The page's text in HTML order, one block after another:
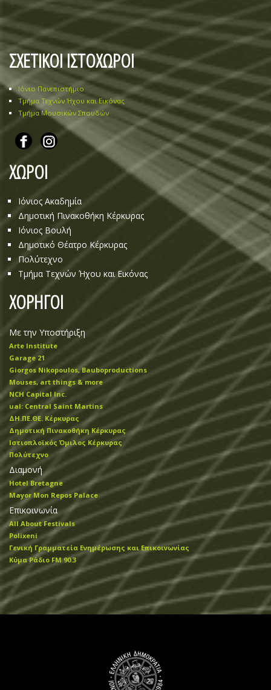
ΣΧΕΤΙΚΟΙ ΙΣΤΟΧΩΡΟΙ
Ιόνιο Πανεπιστήμιο
Τμήμα Τεχνών Ήχου και Εικόνας
Τμήμα Μουσικών Σπουδών
ΧΩΡΟΙ
Ιόνιος Ακαδημία
Δημοτική Πινακοθήκη Κέρκυρας
Ιόνιος Βουλή
Δημοτικό Θέατρο Κέρκυρας
Πολύτεχνο
Τμήμα Τεχνών Ήχου και Εικόνας
ΧΟΡΗΓΟΙ
Με την Υποστήριξη
Arte Institute
Garage 21
Giorgos Nikopoulos, Bauboproductions
Mouses, art things & more
NCH Capital Inc.
ual: Central Saint Martins
ΔΗ.ΠΕ.ΘΕ. Κέρκυρας
Δημοτική Πινακοθήκη Κέρκυρας
Ιστιοπλοϊκός Όμιλος Κέρκυρας
Πολύτεχνο
Διαμονή
Hotel Bretagne
Mayor Mon Repos Palace
Επικοινωνία
All About Festivals
Polixeni
Γενική Γραμματεία Ενημέρωσης και Επικοινωνίας
Κύμα Ράδιο FM 90.3